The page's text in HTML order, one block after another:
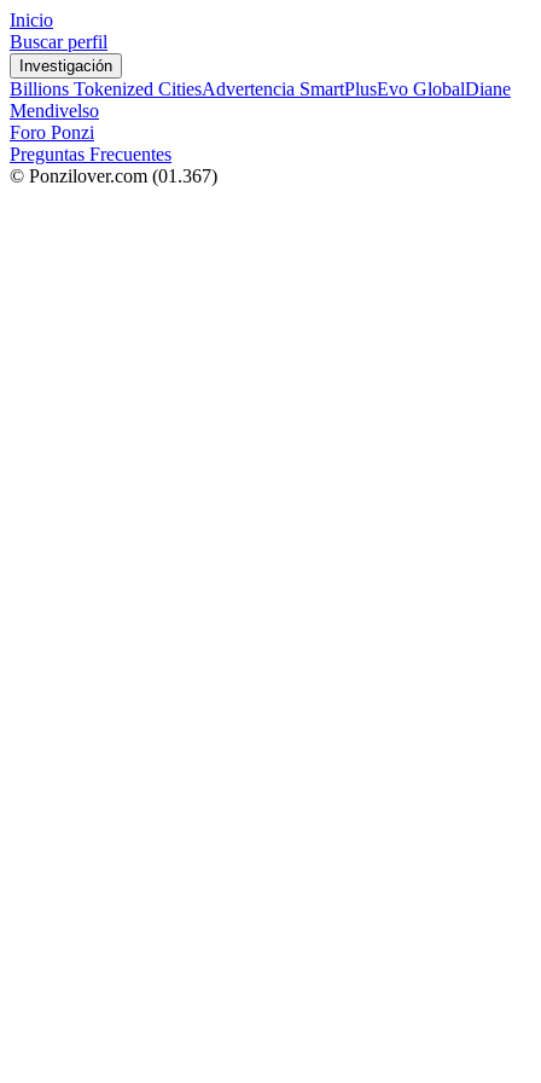
Inicio
Buscar perfil
Investigación
Billions Tokenized CitiesAdvertencia SmartPlusEvo GlobalDiane
Mendivelso
Foro Ponzi
Preguntas Frecuentes
© Ponzilover.com (01.367)